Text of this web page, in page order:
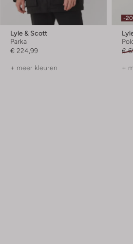
Lyle & Scott
Parka
€ 224,99
+ meer kleuren
-
€
+